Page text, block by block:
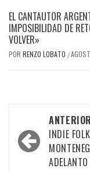
EL CANTAUTOR
IMPOSIBILIDAD DE
VOLVER»
POR RENZO LOBATO /
Navegación
por
las
ANTERIOR
INDIE